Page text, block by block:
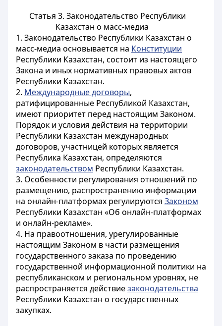
Статья 3. Законодательство Республики
Казахстан о масс-медиа
1. Законодательство Республики Казахстан о
масс-медиа основывается на Конституции
Республики Казахстан, состоит из настоящего
Закона и иных нормативных правовых актов
Республики Казахстан.
2. Международные договоры,
ратифицированные Республикой Казахстан,
имеют приоритет перед настоящим Законом.
Порядок и условия действия на территории
Республики Казахстан международных
договоров, участницей которых является
Республика Казахстан, определяются
законодательством Республики Казахстан.
3. Особенности регулирования отношений по
размещению, распространению информации
на онлайн-платформах регулируются Законом
Республики Казахстан «Об онлайн-платформах
и онлайн-рекламе».
4. На правоотношения, урегулированные
настоящим Законом в части размещения
государственного заказа по проведению
государственной информационной политики на
республиканском и региональном уровнях, не
распространяется действиезаконодательства
Республики Казахстан о государственных
закупках.